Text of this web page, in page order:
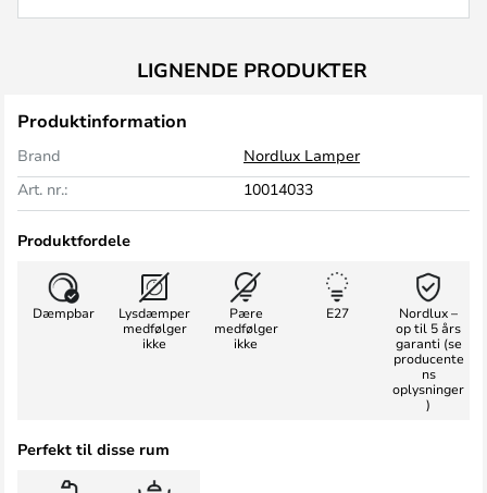
LIGNENDE PRODUKTER
Produktinformation
Brand
Nordlux Lamper
Art. nr.:
10014033
Produktfordele
Dæmpbar
Lysdæmper
medfølger
ikke
Pære
medfølger
ikke
E27
Nordlux –
op til 5 års
garanti (se
producente
ns
oplysninger
)
Perfekt til disse rum